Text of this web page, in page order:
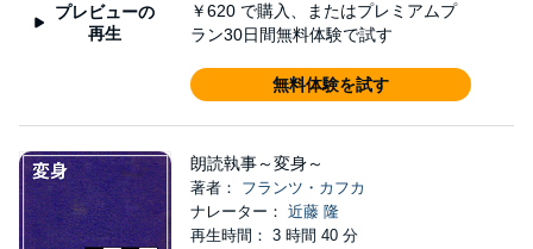
プレビューの
再生
￥620 で購入、またはプレミアムプ
ラン30日間無料体験で試す
無料体験を試す
朗読執事～変身～
著者： フランツ・カフカ
ナレーター： 近藤 隆
再生時間： 3 時間 40 分